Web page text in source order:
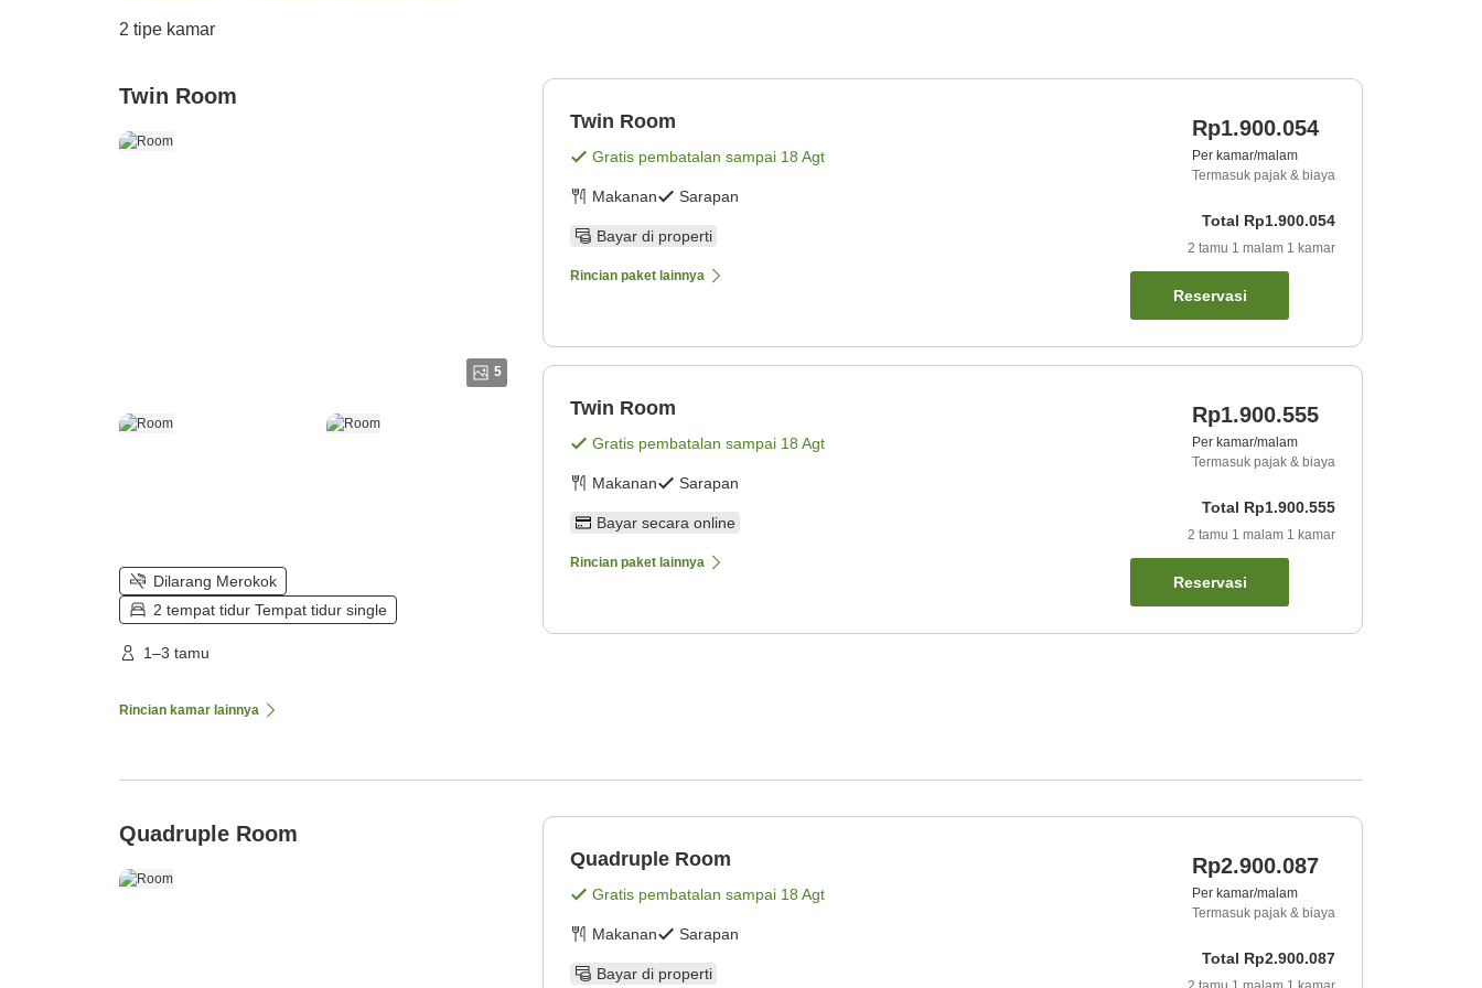
2 tipe kamar
Twin Room
5
Dilarang Merokok
2 tempat tidur Tempat tidur single
1–3 tamu
Rincian kamar lainnya
Twin Room
Gratis pembatalan sampai 18 Agt
Makanan Sarapan
Bayar di properti
Rincian paket lainnya
Rp1.900.054
Per kamar/malam
Termasuk pajak & biaya
Total Rp1.900.054
2 tamu 1 malam 1 kamar
Reservasi
Twin Room
Gratis pembatalan sampai 18 Agt
Makanan Sarapan
Bayar secara online
Rincian paket lainnya
Rp1.900.555
Per kamar/malam
Termasuk pajak & biaya
Total Rp1.900.555
2 tamu 1 malam 1 kamar
Reservasi
Quadruple Room
Quadruple Room
Gratis pembatalan sampai 18 Agt
Makanan Sarapan
Bayar di properti
Rp2.900.087
Per kamar/malam
Termasuk pajak & biaya
Total Rp2.900.087